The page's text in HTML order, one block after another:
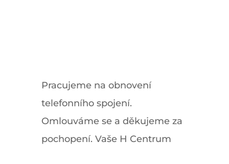
Pracujeme na obnovení
telefonního spojení.
Omlouváme se a děkujeme za
pochopení. Vaše H Centrum